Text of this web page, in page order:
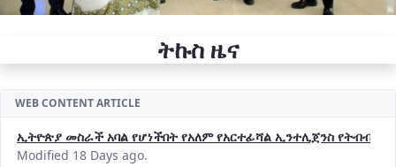
ትኩስ ዜና
WEB CONTENT ARTICLE
ኢትዮጵያ መስራች አባል የሆነችበት የአለም የአርተፊሻል ኢንተሊጀንስ የትብብር
Modified 18 Days ago.